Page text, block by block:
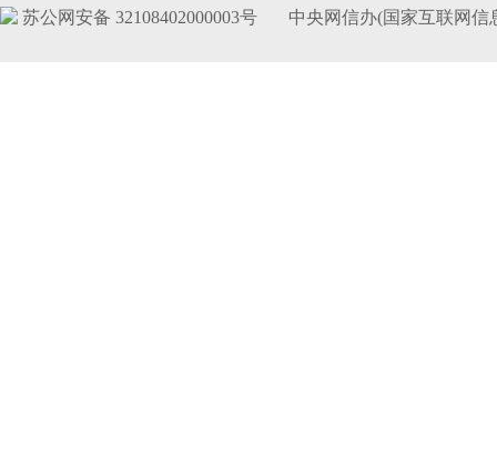
苏公网安备 32108402000003号 中央网信办(国家互联网